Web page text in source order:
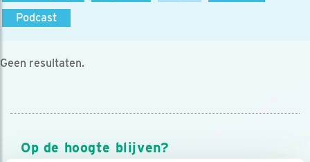
Podcast
Geen resultaten.
Op de hoogte blijven?